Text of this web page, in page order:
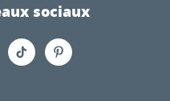
sociaux